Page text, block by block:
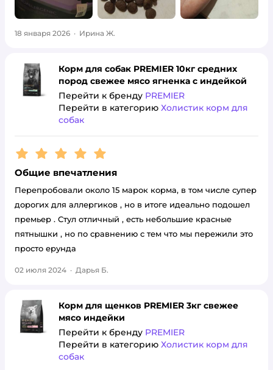
18 января 2026 · Ирина Ж.
Корм для собак PREMIER 10кг средних
пород свежее мясо ягненка с индейкой
Перейти к бренду PREMIER
Перейти в категорию Холистик корм для
собак
Рейтинг:5
Общие впечатления
Перепробовали около 15 марок корма, в том числе супер
дорогих для аллергиков , но в итоге идеально подошел
премьер . Стул отличный , есть небольшие красные
пятнышки , но по сравнению с тем что мы пережили это
просто ерунда
02 июля 2024 · Дарья Б.
Корм для щенков PREMIER 3кг свежее
мясо индейки
Перейти к бренду PREMIER
Перейти в категорию Холистик корм для
собак